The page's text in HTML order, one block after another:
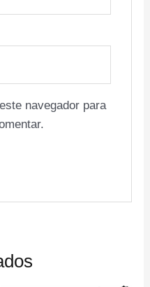
navegador para